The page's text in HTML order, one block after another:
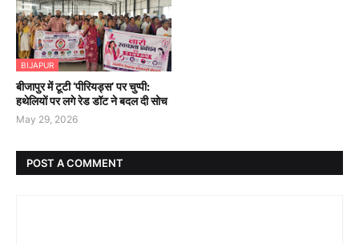
BIJAPUR
बीजापुर में टूटी ‘पीरियड्स’ पर चुप्पी:
हथेलियों पर लगे रेड डॉट ने बदल दी सोच
May 29, 2026
POST A COMMENT